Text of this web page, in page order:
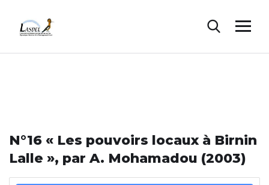
N°16 « Les pouvoirs locaux à Birnin
Lalle », par A. Mohamadou (2003)